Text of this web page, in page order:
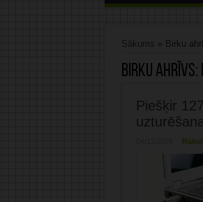
Sākums » Birku
Birku ahrīvs:
Piešķir